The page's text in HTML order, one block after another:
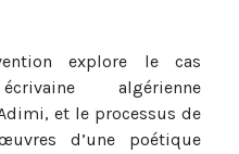
explore le cas
algérienne
et le processus de
d’une poétique